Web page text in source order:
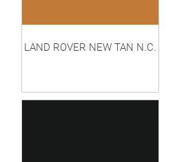
LAND ROVER NEW TAN N.C.